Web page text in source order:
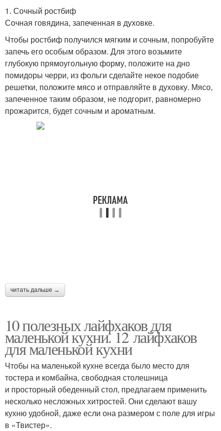
1. Сочный ростбиф
Сочная говядина, запеченная в духовке.
Чтобы ростбиф получился мягким и сочным, попробуйте
запечь его особым образом. Для этого возьмите
глубокую прямоугольную форму, положите на дно
помидоры черри, из фольги сделайте некое подобие
решетки, положите мясо и отправляйте в духовку. Мясо,
запеченное таким образом, не подгорит, равномерно
прожарится, будет сочным и ароматным.
читать дальше →
10 полезных лайфхаков для
маленькой кухни. 12 лайфхаков
для маленькой кухни
Чтобы на маленькой кухне всегда было место для
тостера и комбайна, свободная столешница
и просторный обеденный стол, предлагаем применить
несколько несложных хитростей. Они сделают вашу
кухню удобной, даже если она размером с поле для игры
в «Твистер».